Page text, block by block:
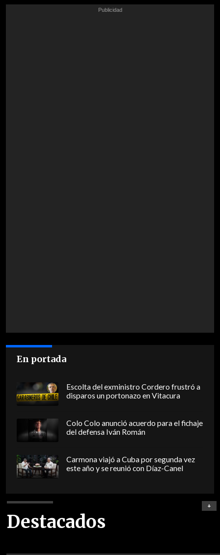
En portada
Escolta del exministro Cordero frustró a
disparos un portonazo en Vitacura
Colo Colo anunció acuerdo para el fichaje
del defensa Iván Román
Carmona viajó a Cuba por segunda vez
este año y se reunió con Díaz-Canel
Destacados
+